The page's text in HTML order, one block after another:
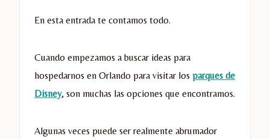
En esta entrada te contamos todo.
Cuando empezamos a buscar ideas para
hospedarnos en Orlando para visitar los parques de
Disney, son muchas las opciones que encontramos.
Algunas veces puede ser realmente abrumador